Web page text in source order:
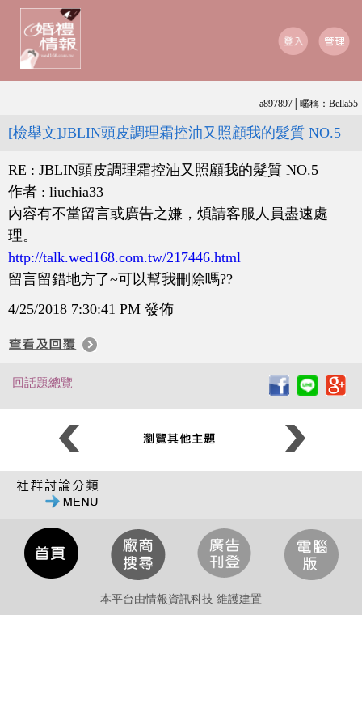
a897897│暱稱：Bella55
[檢舉文]JBLIN頭皮調理霜控油又照顧我的髮質 NO.5
RE : JBLIN頭皮調理霜控油又照顧我的髮質 NO.5
作者 : liuchia33
內容有不當留言或廣告之嫌，煩請客服人員盡速處
理。
http://talk.wed168.com.tw/217446.html
留言留錯地方了~可以幫我刪除嗎??
4/25/2018 7:30:41 PM 發佈
回話題總覽
本平台由情報資訊科技 維護建置